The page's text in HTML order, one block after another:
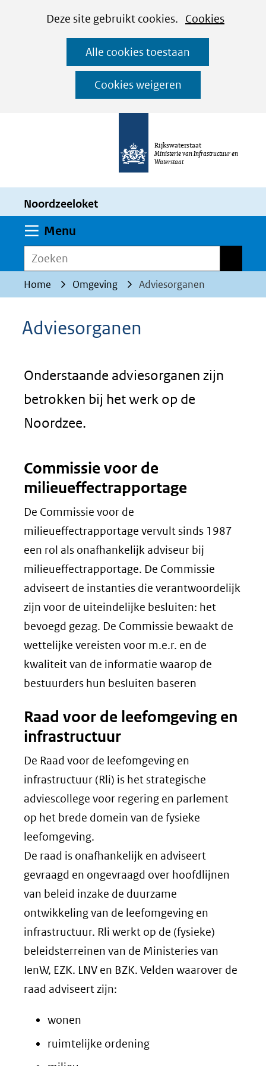
CookiesDeze site gebruikt cookies. Cookies
worden
toegestaan
geweigerd.
Alle cookies toestaan
Cookies weigeren
Ga
naar
de
inhoud
Rijkswaterstaat
Ministerie van Infrastructuur en
Waterstaat
Noordzeeloket
Menu
Zoeken
Home Omgeving Adviesorganen
Adviesorganen
Onderstaande adviesorganen zijn
betrokken bij het werk op de
Noordzee.
Commissie voor de
milieueffectrapportage
De Commissie voor de
milieueffectrapportage vervult sinds 1987
een rol als onafhankelijk adviseur bij
milieueffectrapportage. De Commissie
adviseert de instanties die verantwoordelijk
zijn voor de uiteindelijke besluiten: het
bevoegd gezag. De Commissie bewaakt de
wettelijke vereisten voor m.e.r. en de
kwaliteit van de informatie waarop de
bestuurders hun besluiten baseren
Raad voor de leefomgeving en
infrastructuur
De Raad voor de leefomgeving en
infrastructuur (Rli) is het strategische
adviescollege voor regering en parlement
op het brede domein van de fysieke
leefomgeving.
De raad is onafhankelijk en adviseert
gevraagd en ongevraagd over hoofdlijnen
van beleid inzake de duurzame
ontwikkeling van de leefomgeving en
infrastructuur. Rli werkt op de (fysieke)
beleidsterreinen van de Ministeries van
IenW, EZK. LNV en BZK. Velden waarover de
raad adviseert zijn:
wonen
ruimtelijke ordening